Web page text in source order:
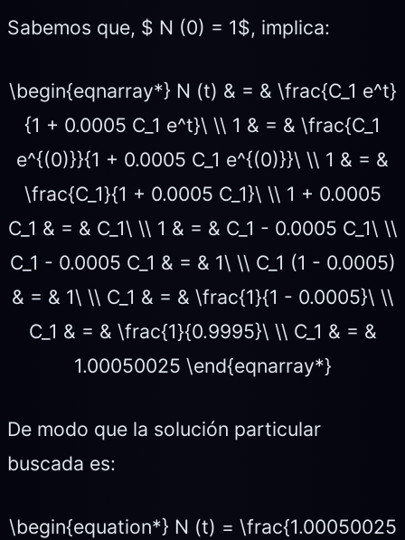
Sabemos que, $ N (0) = 1$, implica:
\begin{eqnarray*} N (t) & = & \frac{C_1 e^t}
{1 + 0.0005 C_1 e^t}\ \\ 1 & = & \frac{C_1
e^{(0)}}{1 + 0.0005 C_1 e^{(0)}}\ \\ 1 & = &
\frac{C_1}{1 + 0.0005 C_1}\ \\ 1 + 0.0005
C_1 & = & C_1\ \\ 1 & = & C_1 - 0.0005 C_1\ \\
C_1 - 0.0005 C_1 & = & 1\ \\ C_1 (1 - 0.0005)
& = & 1\ \\ C_1 & = & \frac{1}{1 - 0.0005}\ \\
C_1 & = & \frac{1}{0.9995}\ \\ C_1 & = &
1.00050025 \end{eqnarray*}
De modo que la solución particular
buscada es:
\begin{equation*} N (t) = \frac{1.00050025